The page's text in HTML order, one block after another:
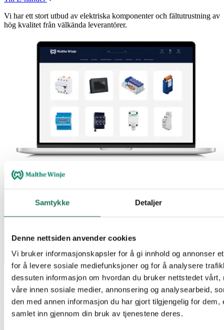
Samtykke Detaljer
Denne nettsiden anvender cookies
Vi bruker informasjonskapsler for å gi innhold og annonser
for å levere sosiale mediefunksjoner og for å analysere
dessuten informasjon om hvordan du bruker nettstedet vårt,
våre innen sosiale medier, annonsering og analysearbeid,
den med annen informasjon du har gjort tilgjengelig for dem,
samlet inn gjennom din bruk av tjenestene deres.
Vi har ett stort utbud av elektriska komponenter och fältutrustning av
hög kvalitet från välkända leverantörer.
Kontakta oss så hjälper vi dig
Oavsett om det gäller teknisk- eller säljsupport, produkter eller
rådgivning ser vi till att du får rätt hjälp.